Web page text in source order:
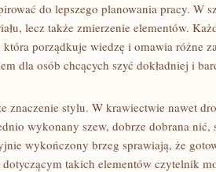
do lepszego planowania pracy. W
lecz także zmierzenie elementów.
porządkuje wiedzę i omawia różne
dla osób chcących szyć dokładniej i
znaczenie stylu. W krawiectwie nawet
wykonany szew, dobrze dobrana
wykończony brzeg sprawiają, że
takich elementów czytelnik